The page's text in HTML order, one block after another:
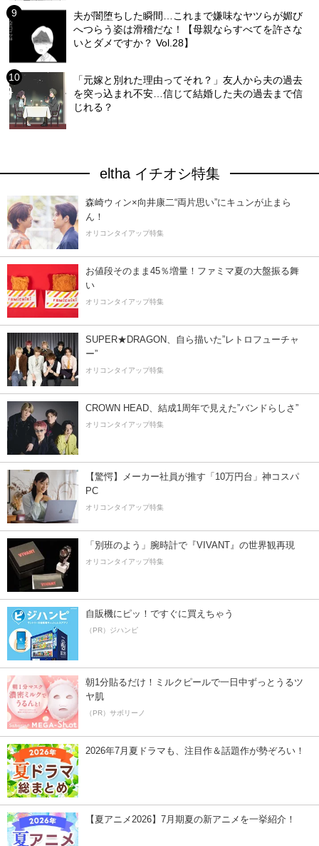
夫が闇堕ちした瞬間…これまで嫌味なヤツらが媚び
へつらう姿は滑稽だな！【母親ならすべてを許さな
いとダメですか？ Vol.28】
「元嫁と別れた理由ってそれ？」友人から夫の過去
を突っ込まれ不安…信じて結婚した夫の過去まで信
じれる？
eltha イチオシ特集
森崎ウィン×向井康二“両片思い”にキュンが止まら
ん！
オリコンタイアップ特集
お値段そのまま45％増量！ファミマ夏の大盤振る舞
い
オリコンタイアップ特集
SUPER★DRAGON、自ら描いた”レトロフューチャ
ー”
オリコンタイアップ特集
CROWN HEAD、結成1周年で見えた”バンドらしさ”
オリコンタイアップ特集
【驚愕】メーカー社員が推す「10万円台」神コスパ
PC
オリコンタイアップ特集
「別班のよう」腕時計で『VIVANT』の世界観再現
オリコンタイアップ特集
自販機にピッ！ですぐに買えちゃう
（PR）ジハンピ
朝1分貼るだけ！ミルクピールで一日中ずっとうるツ
ヤ肌
（PR）サボリーノ
2026年7月夏ドラマも、注目作＆話題作が勢ぞろい！
【夏アニメ2026】7月期夏の新アニメを一挙紹介！